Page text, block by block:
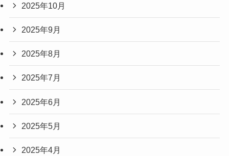
2025年10月
2025年9月
2025年8月
2025年7月
2025年6月
2025年5月
2025年4月